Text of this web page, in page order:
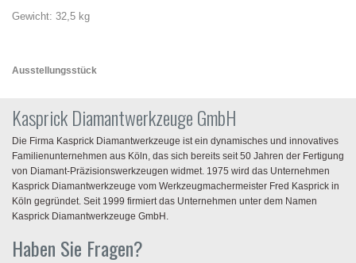
Gewicht: 32,5 kg
Ausstellungsstück
Kasprick Diamantwerkzeuge GmbH
Die Firma Kasprick Diamantwerkzeuge ist ein dynamisches und innovatives
Familienunternehmen aus Köln, das sich bereits seit 50 Jahren der Fertigung
von Diamant-Präzisionswerkzeugen widmet. 1975 wird das Unternehmen
Kasprick Diamantwerkzeuge vom Werkzeugmachermeister Fred Kasprick in
Köln gegründet. Seit 1999 firmiert das Unternehmen unter dem Namen
Kasprick Diamantwerkzeuge GmbH.
Haben Sie Fragen?